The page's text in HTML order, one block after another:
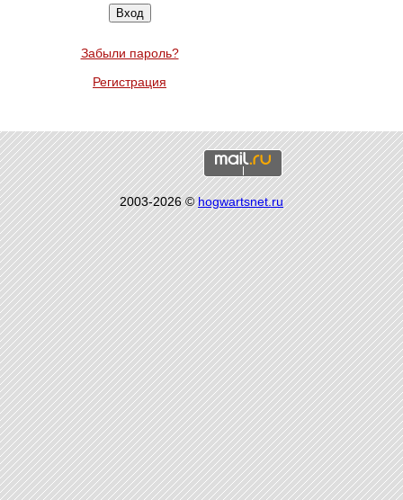
Забыли пароль?
Регистрация
2003-2026 ©hogwartsnet.ru